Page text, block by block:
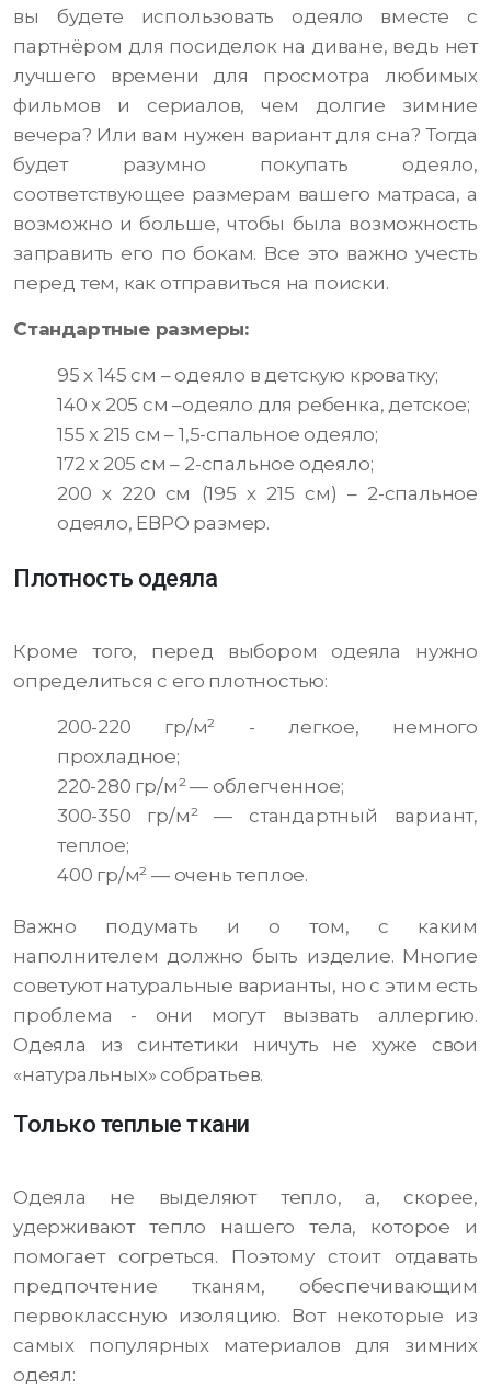
вы будете использовать одеяло вместе с
партнёром для посиделок на диване, ведь нет
лучшего времени для просмотра любимых
фильмов и сериалов, чем долгие зимние
вечера? Или вам нужен вариант для сна? Тогда
будет разумно покупать одеяло,
соответствующее размерам вашего матраса, а
возможно и больше, чтобы была возможность
заправить его по бокам. Все это важно учесть
перед тем, как отправиться на поиски.
Стандартные размеры:
95 х 145 см – одеяло в детскую кроватку;
140 х 205 см –одеяло для ребенка, детское;
155 х 215 см – 1,5-спальное одеяло;
172 х 205 см – 2-спальное одеяло;
200 х 220 см (195 х 215 см) – 2-спальное
одеяло, ЕВРО размер.
Плотность одеяла
Кроме того, перед выбором одеяла нужно
определиться с его плотностью:
200-220 гр/м² - легкое, немного
прохладное;
220-280 гр/м² — облегченное;
300-350 гр/м² — стандартный вариант,
теплое;
400 гр/м² — очень теплое.
Важно подумать и о том, с каким
наполнителем должно быть изделие. Многие
советуют натуральные варианты, но с этим есть
проблема - они могут вызвать аллергию.
Одеяла из синтетики ничуть не хуже свои
«натуральных» собратьев.
Только теплые ткани
Одеяла не выделяют тепло, а, скорее,
удерживают тепло нашего тела, которое и
помогает согреться. Поэтому стоит отдавать
предпочтение тканям, обеспечивающим
первоклассную изоляцию. Вот некоторые из
самых популярных материалов для зимних
одеял: